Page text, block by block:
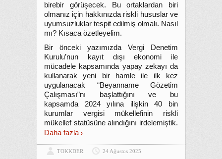
birebir görüşecek. Bu ortaklardan biri
olmanız için hakkınızda riskli hususlar ve
uyumsuzluklar tespit edilmiş olmalı. Nasıl
mı? Kısaca özetleyelim.
Bir önceki yazımızda Vergi Denetim
Kurulu’nun kayıt dışı ekonomi ile
mücadele kapsamında yapay zekayı da
kullanarak yeni bir hamle ile ilk kez
uygulanacak “Beyanname Gözetim
Çalışması”nı başlattığını ve bu
kapsamda 2024 yılına ilişkin 40 bin
kurumlar vergisi mükellefinin riskli
mükellef statüsüne alındığını irdelemiştik.
Daha fazla
TOKKDER
24 Ağustos 2025